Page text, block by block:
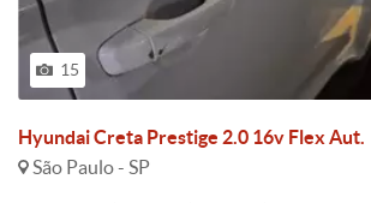
15
Hyundai Creta Prestige 2.0 16v Flex Aut.
São Paulo - SP